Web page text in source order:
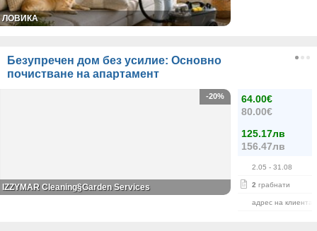
ЛОВИКА
Безупречен дом без усилие: Основно
почистване на апартамент
64.00€
80.00€
125.17лв
156.47лв
2.05 - 31.08
2 грабнати
адрес на клиента
-20%
IZZYMAR Cleaning§Garden Services